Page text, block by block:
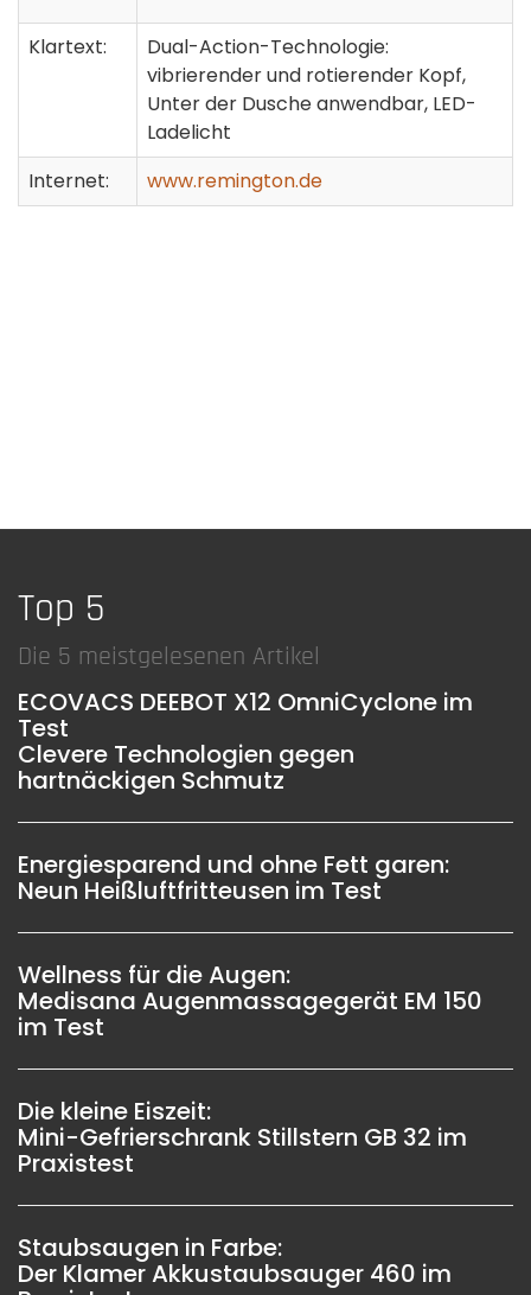
Klartext:
Dual-Action-Technologie:
vibrierender und rotierender Kopf,
Unter der Dusche anwendbar, LED-
Ladelicht
Internet:
www.remington.de
Top 5
Die 5 meistgelesenen Artikel
ECOVACS DEEBOT X12 OmniCyclone im
Test
Clevere Technologien gegen
hartnäckigen Schmutz
Energiesparend und ohne Fett garen:
Neun Heißluftfritteusen im Test
Wellness für die Augen:
Medisana Augenmassagegerät EM 150
im Test
Die kleine Eiszeit:
Mini-Gefrierschrank Stillstern GB 32 im
Praxistest
Staubsaugen in Farbe:
Der Klamer Akkustaubsauger 460 im